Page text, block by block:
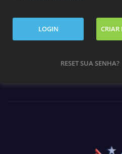
LOGIN CRIAR
RESET SUA SENHA?